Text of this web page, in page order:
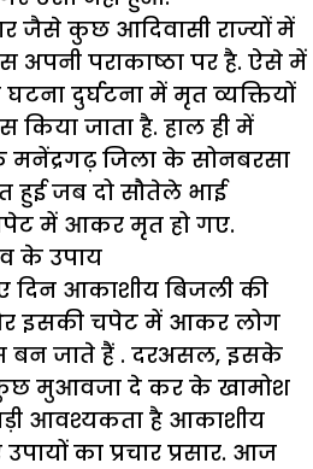
जैसे कुछ आदिवासी राज्यों में
अपनी पराकाष्ठा पर है. ऐसे में
दुर्घटना में मृत व्यक्तियों
किया जाता है. हाल ही में
जिला के सोनबरसा
हुई जब दो सौतेले भाई
में आकर मृत हो गए.
के उपाय
आकाशीय बिजली की
और इसकी चपेट में आकर लोग
बन जाते हैं . दरअसल, इसके
कुछ मुआवजा दे कर के खामोश
आवश्यकता है आकाशीय
का प्रचार प्रसार. आज